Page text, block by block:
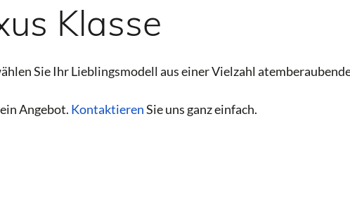
Klasse
Sie Ihr Lieblingsmodell aus einer Vielzahl
Angebot. KontaktierenSie uns ganz einfach.